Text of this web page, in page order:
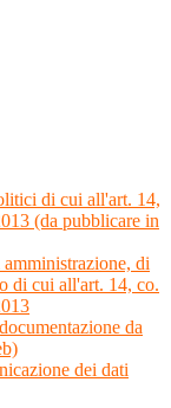
di cui all'art. 14,
(da pubblicare in
di
di cui all'art. 14, co.
da
dei dati